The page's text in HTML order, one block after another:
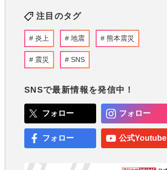
注目のタグ
炎上 地震 熊本震災
震災 SNS
SNSで最新情報を発信中！
フォロー フォロー
フォロー 公式Youtube